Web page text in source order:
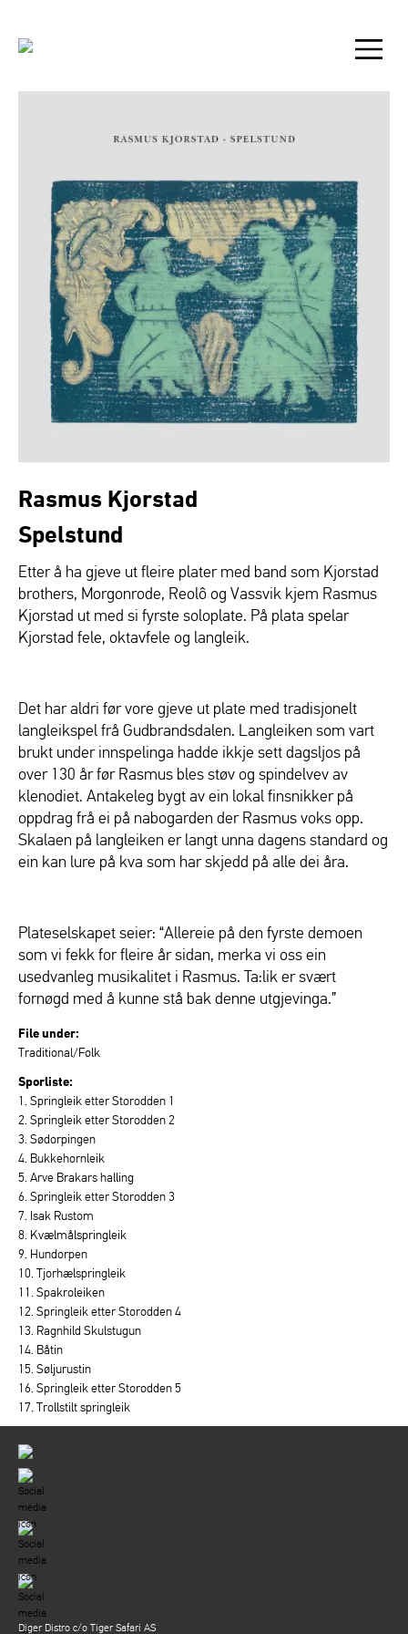
Rasmus Kjorstad
Spelstund
Etter å ha gjeve ut fleire plater med band som Kjorstad
brothers, Morgonrode, Reolô og Vassvik kjem Rasmus
Kjorstad ut med si fyrste soloplate. På plata spelar
Kjorstad fele, oktavfele og langleik.
Det har aldri før vore gjeve ut plate med tradisjonelt
langleikspel frå Gudbrandsdalen. Langleiken som vart
brukt under innspelinga hadde ikkje sett dagsljos på
over 130 år før Rasmus bles støv og spindelvev av
klenodiet. Antakeleg bygt av ein lokal finsnikker på
oppdrag frå ei på nabogarden der Rasmus voks opp.
Skalaen på langleiken er langt unna dagens standard og
ein kan lure på kva som har skjedd på alle dei åra.
Plateselskapet seier: “Allereie på den fyrste demoen
som vi fekk for fleire år sidan, merka vi oss ein
usedvanleg musikalitet i Rasmus. Ta:lik er svært
fornøgd med å kunne stå bak denne utgjevinga.”
File under:
Traditional/Folk
Sporliste:
1. Springleik etter Storodden 1
2. Springleik etter Storodden 2
3. Sødorpingen
4. Bukkehornleik
5. Arve Brakars halling
6. Springleik etter Storodden 3
7. Isak Rustom
8. Kvælmålspringleik
9. Hundorpen
10. Tjorhælspringleik
11. Spakroleiken
12. Springleik etter Storodden 4
13. Ragnhild Skulstugun
14. Båtin
15. Søljurustin
16. Springleik etter Storodden 5
17. Trollstilt springleik
Diger Distro c/o Tiger Safari AS